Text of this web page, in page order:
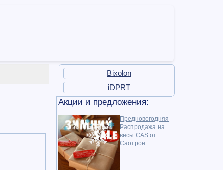
Bixolon
iDPRT
Акции и предложения:
Предновогодняя
Распродажа на
весы CAS от
Саотрон